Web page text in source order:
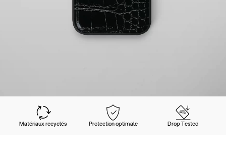
Matériaux recyclés Protection optimale Drop Tested